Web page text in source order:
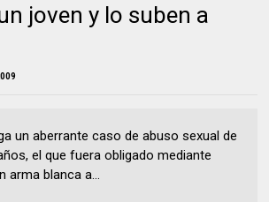
joven y lo suben a
un aberrante caso de abuso sexual de
el que fuera obligado mediante
arma blanca a...